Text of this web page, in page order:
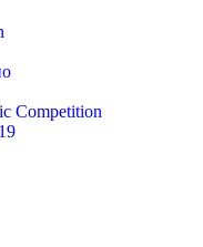
Competition